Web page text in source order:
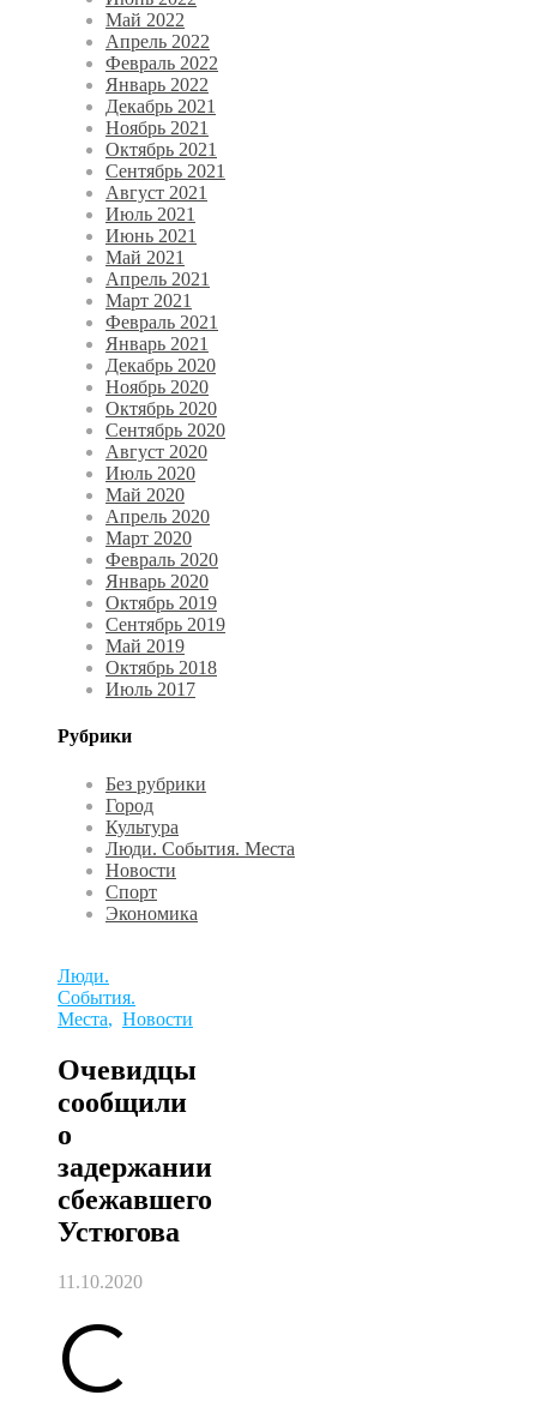
Май 2022
Апрель 2022
Февраль 2022
Январь 2022
Декабрь 2021
Ноябрь 2021
Октябрь 2021
Сентябрь 2021
Август 2021
Июль 2021
Июнь 2021
Май 2021
Апрель 2021
Март 2021
Февраль 2021
Январь 2021
Декабрь 2020
Ноябрь 2020
Октябрь 2020
Сентябрь 2020
Август 2020
Июль 2020
Май 2020
Апрель 2020
Март 2020
Февраль 2020
Январь 2020
Октябрь 2019
Сентябрь 2019
Май 2019
Октябрь 2018
Июль 2017
Рубрики
Без рубрики
Город
Культура
Люди. События. Места
Новости
Спорт
Экономика
Люди.
События.
Места, Новости
Очевидцы
сообщили
о
задержании
сбежавшего
Устюгова
11.10.2020
С